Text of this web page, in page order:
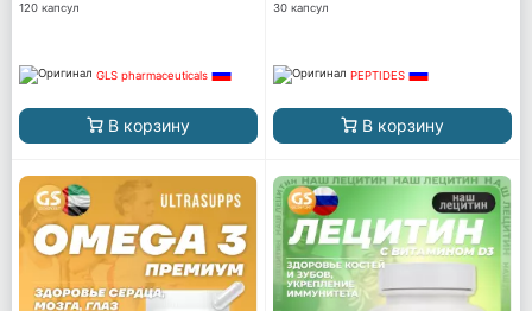
120 капсул
GLS pharmaceuticals
В корзину
30 капсул
PEPTIDES
В корзину